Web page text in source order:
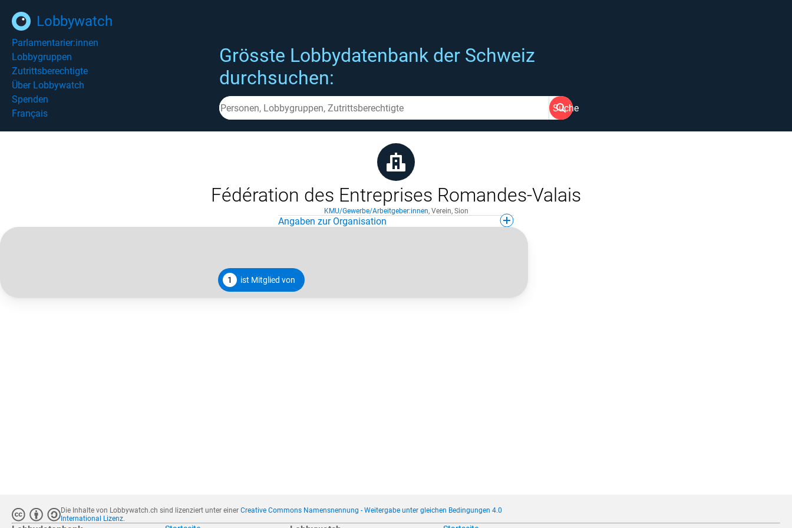
Lobbywatch
Parlamentarier:innen
Lobbygruppen
Zutrittsberechtigte
Über Lobbywatch
Spenden
Français
Grösste Lobbydatenbank der Schweiz
durchsuchen:
Suche
Fédération des Entreprises Romandes-Valais
KMU/Gewerbe/Arbeitgeber:innen, Verein, Sion
Angaben zur Organisation
1 ist Mitglied von
Die Inhalte von Lobbywatch.ch sind lizenziert unter einerCreative Commons Namensnennung - Weitergabe unter gleichen Bedingungen 4.0
International Lizenz.